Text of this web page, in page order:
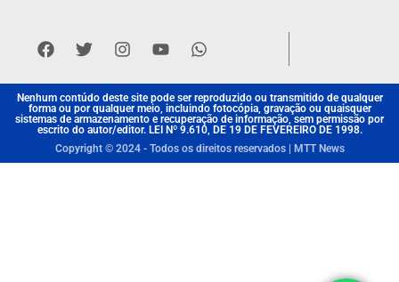
Nenhum contúdo deste site pode ser reproduzido ou transmitido de qualquer
forma ou por qualquer meio, incluindo fotocópia, gravação ou quaisquer
sistemas de armazenamento e recuperação de informação, sem permissão por
escrito do autor/editor. LEI Nº 9.610, DE 19 DE FEVEREIRO DE 1998.
Copyright © 2024 - Todos os direitos reservados | MTT News